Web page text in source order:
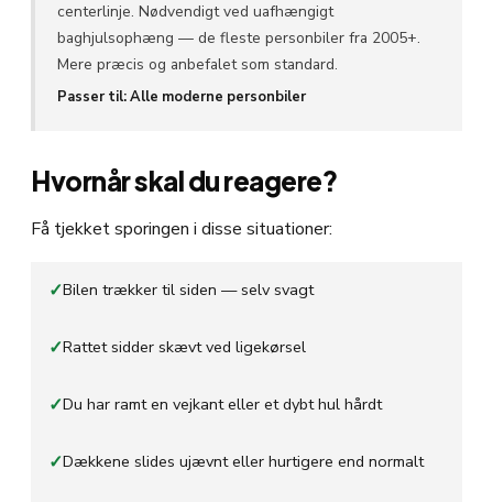
centerlinje. Nødvendigt ved uafhængigt
baghjulsophæng — de fleste personbiler fra 2005+.
Mere præcis og anbefalet som standard.
Passer til:Alle moderne personbiler
Hvornår skal du reagere?
Få tjekket sporingen i disse situationer:
✓Bilen trækker til siden — selv svagt
✓Rattet sidder skævt ved ligekørsel
✓Du har ramt en vejkant eller et dybt hul hårdt
✓Dækkene slides ujævnt eller hurtigere end normalt